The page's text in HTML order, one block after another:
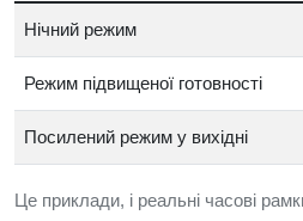
Нічний режим
Режим підвищеної готовності
Посилений режим у вихідні
Це приклади, і реальні часові